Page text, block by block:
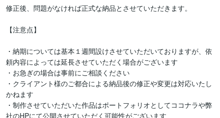
修正後、問題がなければ正式な納品とさせていただきます。
【注意点】
・納期については基本１週間設けさせていただいておりますが、依
頼内容によっては延長させていただく場合がございます
・お急ぎの場合は事前にご相談ください
・クライアント様のご都合による納品後の修正や変更は対応いたし
かねます
・制作させていただいた作品はポートフォリオとしてココナラや弊
社のHPにて公開させていただく可能性がございます